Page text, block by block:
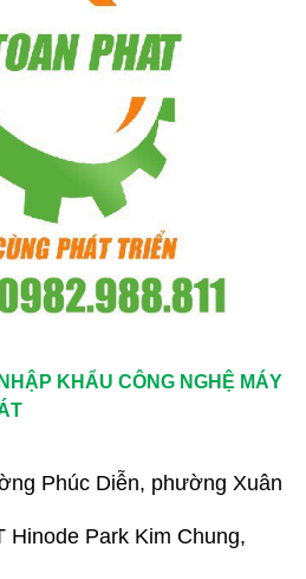
KHẨU CÔNG NGHỆ MÁY
Phúc Diễn, phường Xuân
Hinode Park Kim Chung,